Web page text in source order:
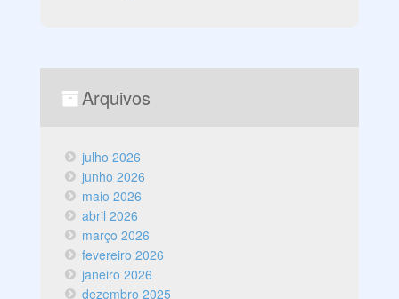
Arquivos
julho 2026
junho 2026
maio 2026
abril 2026
março 2026
fevereiro 2026
janeiro 2026
dezembro 2025